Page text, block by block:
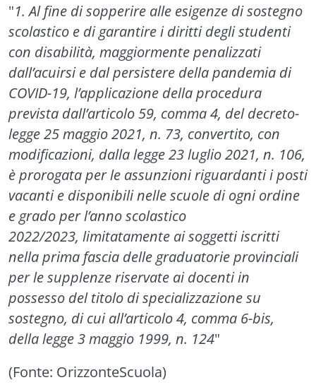
"1. Al fine di sopperire alle esigenze di sostegno
scolastico e di garantire i diritti degli studenti
con disabilità, maggiormente penalizzati
dall’acuirsi e dal persistere della pandemia di
COVID-19, l’applicazione della procedura
prevista dall’articolo 59, comma 4, del decreto-
legge 25 maggio 2021, n. 73, convertito, con
modificazioni, dalla legge 23 luglio 2021, n. 106,
è prorogata per le assunzioni riguardanti i posti
vacanti e disponibili nelle scuole di ogni ordine
e grado per l’anno scolastico
2022/2023, limitatamente ai soggetti iscritti
nella prima fascia delle graduatorie provinciali
per le supplenze riservate ai docenti in
possesso del titolo di specializzazione su
sostegno, di cui all’articolo 4, comma 6-bis,
della legge 3 maggio 1999, n. 124"
(Fonte: OrizzonteScuola)